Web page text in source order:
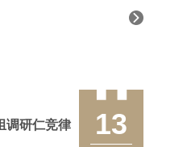
员们与培训老
13
调研仁竞律